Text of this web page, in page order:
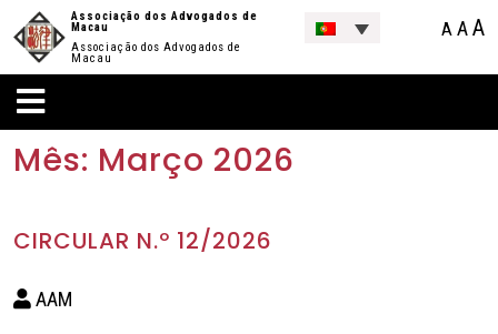
Associação dos Advogados de
Macau
Associação dos Advogados de
Macau
A AA
Mês: Março 2026
CIRCULAR N.º 12/2026
AAM